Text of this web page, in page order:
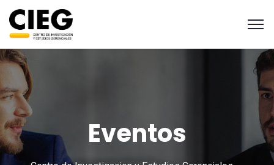
Eventos